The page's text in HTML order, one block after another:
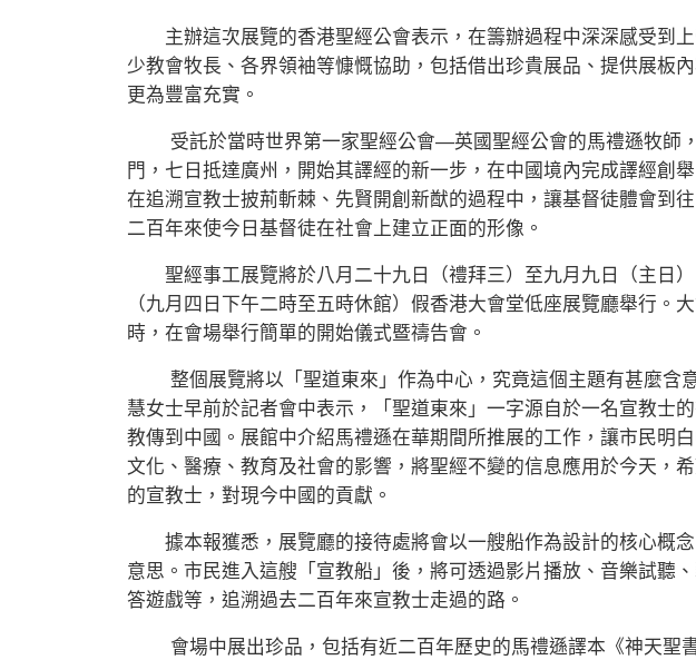
主辦這次展覽的香港聖經公會表示，在籌辦過程中深深感受到上
少教會牧長、各界領袖等慷慨協助，包括借出珍貴展品、提供展板
更為豐富充實。
受託於當時世界第一家聖經公會—英國聖經公會的馬禮遜牧師
門，七日抵達廣州，開始其譯經的新一步，在中國境內完成譯經創
在追溯宣教士披荊斬棘、先賢開創新猷的過程中，讓基督徒體會到
二百年來使今日基督徒在社會上建立正面的形像。
聖經事工展覽將於八月二十九日（禮拜三）至九月九日（主日）
（九月四日下午二時至五時休館）假香港大會堂低座展覽廳舉行。
時，在會場舉行簡單的開始儀式暨禱告會。
整個展覽將以「聖道東來」作為中心，究竟這個主題有甚麼含
慧女士早前於記者會中表示，「聖道東來」一字源自於一名宣教士
教傳到中國。展館中介紹馬禮遜在華期間所推展的工作，讓市民明
文化、醫療、教育及社會的影響，將聖經不變的信息應用於今天，
的宣教士，對現今中國的貢獻。
據本報獲悉，展覽廳的接待處將會以一艘船作為設計的核心概念
意思。市民進入這艘「宣教船」後，將可透過影片播放、音樂試聽
答遊戲等，追溯過去二百年來宣教士走過的路。
會場中展出珍品，包括有近二百年歷史的馬禮遜譯本《神天聖